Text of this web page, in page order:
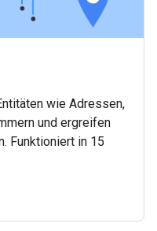
wie Adressen,
und ergreifen
Funktioniert in 15